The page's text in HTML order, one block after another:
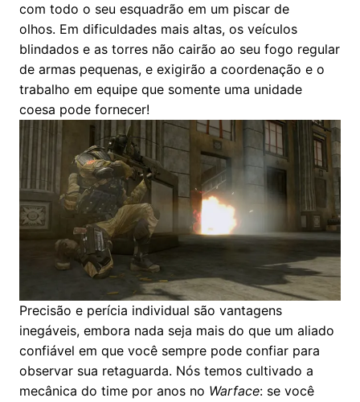
com todo o seu esquadrão em um piscar de
olhos. Em dificuldades mais altas, os veículos
blindados e as torres não cairão ao seu fogo regular
de armas pequenas, e exigirão a coordenação e o
trabalho em equipe que somente uma unidade
coesa pode fornecer!
Precisão e perícia individual são vantagens
inegáveis, embora nada seja mais do que um aliado
confiável em que você sempre pode confiar para
observar sua retaguarda. Nós temos cultivado a
mecânica do time por anos no Warface: se você